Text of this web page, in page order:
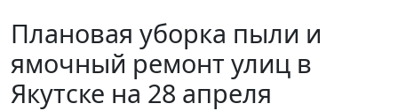
Плановая уборка пыли и
ямочный ремонт улиц в
Якутске на 28 апреля